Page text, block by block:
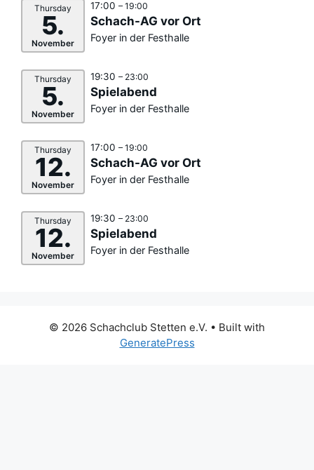
Thursday
5.
November
17:00 – 19:00
Schach-AG vor Ort
Foyer in der Festhalle
Thursday
5.
November
19:30 – 23:00
Spielabend
Foyer in der Festhalle
Thursday
12.
November
17:00 – 19:00
Schach-AG vor Ort
Foyer in der Festhalle
Thursday
12.
November
19:30 – 23:00
Spielabend
Foyer in der Festhalle
© 2026 Schachclub Stetten e.V. • Built with
GeneratePress